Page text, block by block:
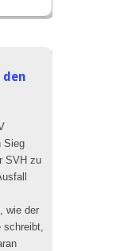
den
Sieg
SVH zu
wie der
schreibt,